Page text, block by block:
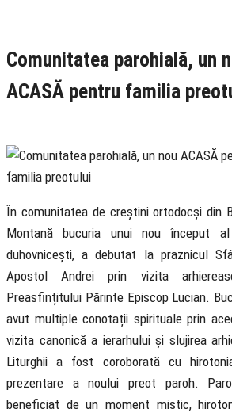
Comunitatea parohială, un
ACASĂ pentru familia
În comunitatea de creștini ortodocși din
Montană bucuria unui nou început
duhovnicești, a debutat la praznicul
Apostol Andrei prin vizita
Preasfințitului Părinte Episcop Lucian.
avut multiple conotații spirituale prin
vizita canonică a ierarhului și slujirea
Liturghii a fost coroborată cu
prezentare a noului preot paroh.
beneficiat de un moment mistic,